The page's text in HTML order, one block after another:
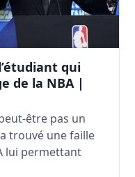
qui
de la NBA |
être pas un
trouvé une faille
lui permettant